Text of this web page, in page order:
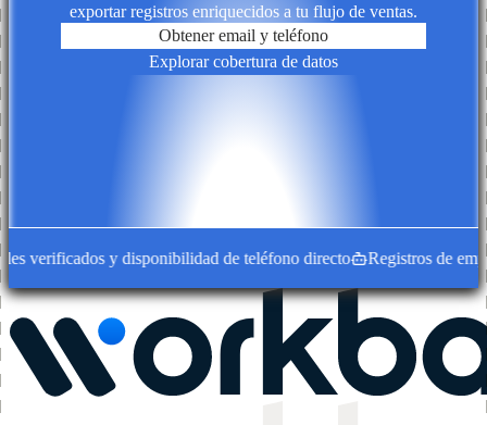
exportar registros enriquecidos a tu flujo de ventas.
Obtener email y teléfono
Explorar cobertura de datos
verificados y disponibilidad de teléfono directo Registros de